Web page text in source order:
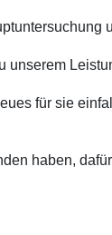
unserem
für sie
haben,